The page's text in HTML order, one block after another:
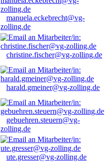
manuela.eckebrecht@vg-
zolling.de
christine.fischer@vg-zolling.de
harald.gmeiner@vg-zolling.de
gebuehren.steuern@vg-
zolling.de
ute.gresser@vg-zolling.de